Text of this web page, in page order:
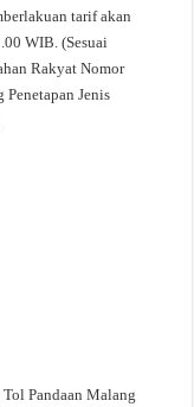
tarif akan
WIB. (Sesuai
Rakyat Nomor
Jenis
Pandaan Malang